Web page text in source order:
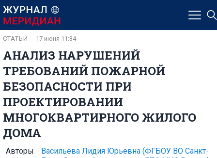
АНАЛИЗ НАРУШЕНИЙ
ТРЕБОВАНИЙ ПОЖАРНОЙ
БЕЗОПАСНОСТИ ПРИ
ПРОЕКТИРОВАНИИ
МНОГОКВАРТИРНОГО ЖИЛОГО
ДОМА
СТАТЬИ 17 июня 11:34
Авторы Васильева Лидия Юрьевна (ФГБОУ ВО Санкт-